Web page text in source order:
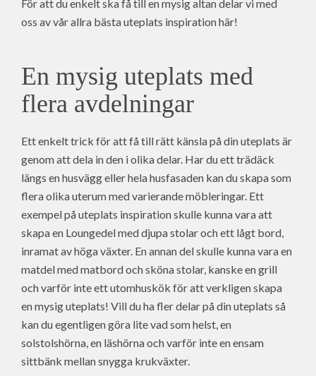
För att du enkelt ska få till en mysig altan delar vi med
oss av vår allra bästa uteplats inspiration här!
En mysig uteplats med
flera avdelningar
Ett enkelt trick för att få till rätt känsla på din uteplats är
genom att dela in den i olika delar. Har du ett trädäck
längs en husvägg eller hela husfasaden kan du skapa som
flera olika uterum med varierande möbleringar. Ett
exempel på uteplats inspiration skulle kunna vara att
skapa en Loungedel med djupa stolar och ett lågt bord,
inramat av höga växter. En annan del skulle kunna vara en
matdel med matbord och sköna stolar, kanske en grill
och varför inte ett utomhuskök för att verkligen skapa
en mysig uteplats! Vill du ha fler delar på din uteplats så
kan du egentligen göra lite vad som helst, en
solstolshörna, en läshörna och varför inte en ensam
sittbänk mellan snygga krukväxter.